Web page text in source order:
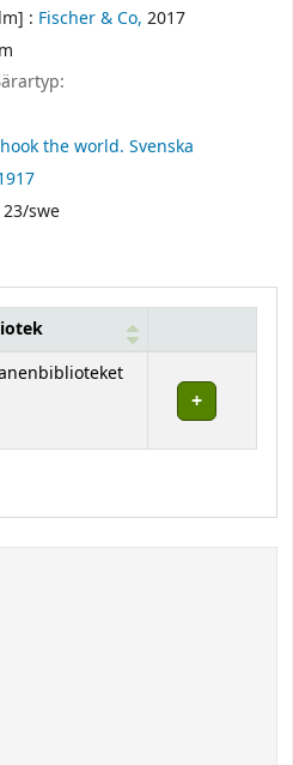
: Fischer & Co, 2017
the world. Svenska
swe